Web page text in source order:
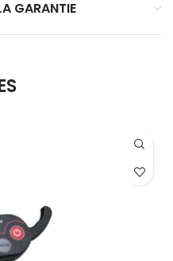
GARANTIE